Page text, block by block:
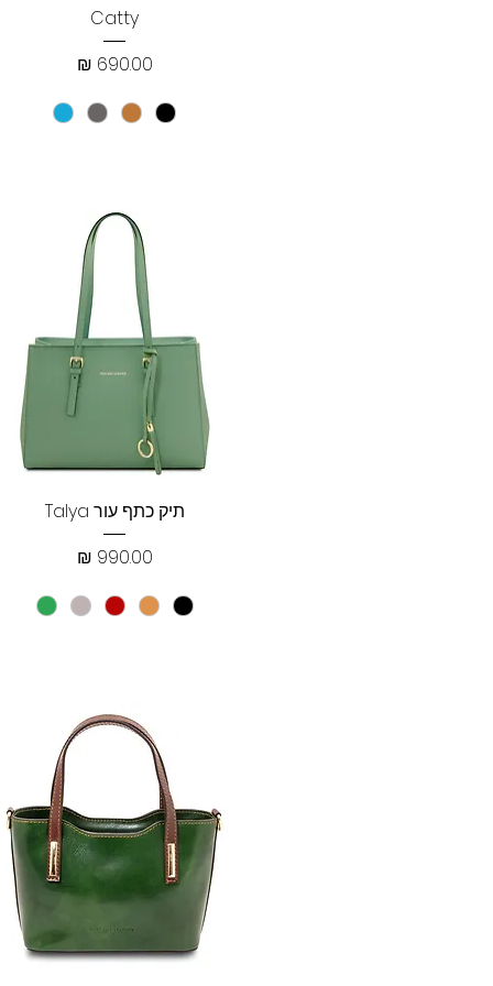
תצוגה מהירה
Catty
מחיר
תצוגה מהירה
תיק כתף עור Talya
מחיר